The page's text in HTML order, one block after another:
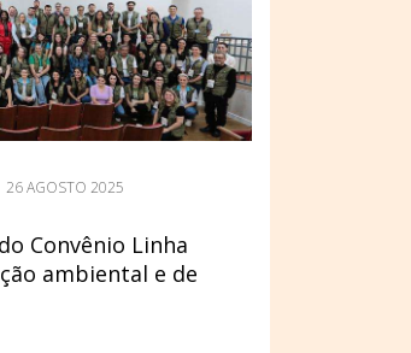
26 AGOSTO 2025
Convênio Linha
ambiental e de